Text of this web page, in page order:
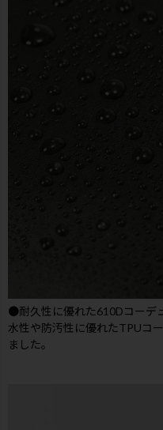
●耐久性に優れた610Dコーデ
水性や防汚性に優れたTPUコ
ました。